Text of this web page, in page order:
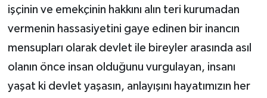
işçinin ve emekçinin hakkını alın teri kurumadan
vermenin hassasiyetini gaye edinen bir inancın
mensupları olarak devlet ile bireyler arasında asıl
olanın önce insan olduğunu vurgulayan, insanı
yaşat ki devlet yaşasın, anlayışını hayatımızın her